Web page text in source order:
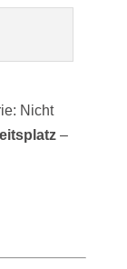
Nicht
–